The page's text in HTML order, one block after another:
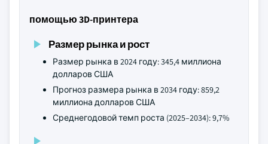
помощью 3D-принтера
Размер рынка и рост
Размер рынка в 2024 году: 345,4 миллиона
долларов США
Прогноз размера рынка в 2034 году: 859,2
миллиона долларов США
Среднегодовой темп роста (2025–2034): 9,7%